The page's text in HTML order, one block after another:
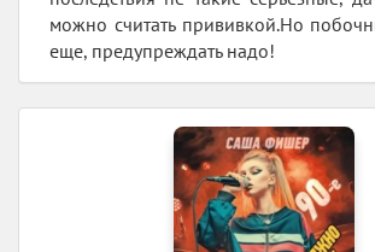
можно считать прививкой.Но
еще, предупреждать надо!